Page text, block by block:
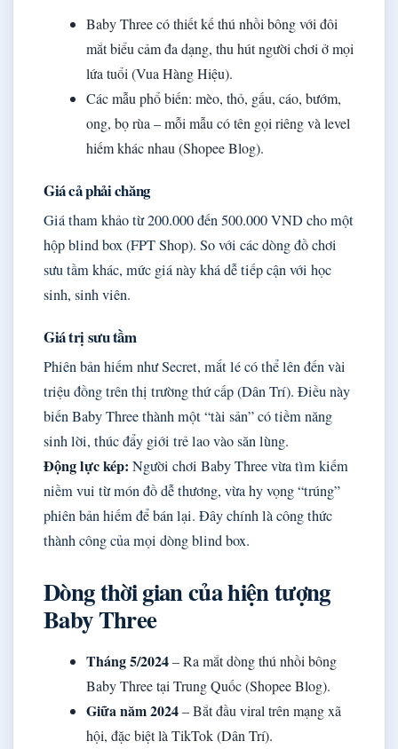
Baby Three có thiết kế thú nhồi bông với đôi
mắt biểu cảm đa dạng, thu hút người chơi ở mọi
lứa tuổi (Vua Hàng Hiệu).
Các mẫu phổ biến: mèo, thỏ, gấu, cáo, bướm,
ong, bọ rùa – mỗi mẫu có tên gọi riêng và level
hiếm khác nhau (Shopee Blog).
Giá cả phải chăng
Giá tham khảo từ 200.000 đến 500.000 VND cho một
hộp blind box (FPT Shop). So với các dòng đồ chơi
sưu tầm khác, mức giá này khá dễ tiếp cận với học
sinh, sinh viên.
Giá trị sưu tầm
Phiên bản hiếm như Secret, mắt lé có thể lên đến vài
triệu đồng trên thị trường thứ cấp (Dân Trí). Điều này
biến Baby Three thành một “tài sản” có tiềm năng
sinh lời, thúc đẩy giới trẻ lao vào săn lùng.
Động lực kép: Người chơi Baby Three vừa tìm kiếm
niềm vui từ món đồ dễ thương, vừa hy vọng “trúng”
phiên bản hiếm để bán lại. Đây chính là công thức
thành công của mọi dòng blind box.
Dòng thời gian của hiện tượng
Baby Three
Tháng 5/2024– Ra mắt dòng thú nhồi bông
Baby Three tại Trung Quốc (Shopee Blog).
Giữa năm 2024– Bắt đầu viral trên mạng xã
hội, đặc biệt là TikTok (Dân Trí).